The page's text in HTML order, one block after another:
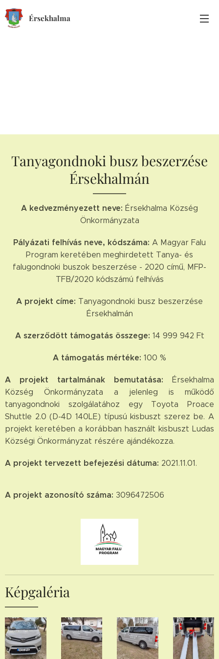
Érsekhalma
Tanyagondnoki busz beszerzése
Érsekhalmán
A kedvezményezett neve: Érsekhalma Község
Önkormányzata
Pályázati felhívás neve, kódszáma: A Magyar Falu
Program keretében meghirdetett Tanya- és
falugondnoki buszok beszerzése - 2020 című, MFP-
TFB/2020 kódszámú felhívás
A projekt címe: Tanyagondnoki busz beszerzése
Érsekhalmán
A szerződött támogatás összege: 14 999 942 Ft
A támogatás mértéke: 100 %
A projekt tartalmának bemutatása: Érsekhalma
Község Önkormányzata a jelenleg is működő
tanyagondnoki szolgálatához egy Toyota Proace
Shuttle 2.0 (D-4D 140LE) típusú kisbuszt szerez be. A
projekt keretében a korábban használt kisbuszt Ludas
Községi Önkormányzat részére ajándékozza.
A projekt tervezett befejezési dátuma: 2021.11.01.
A projekt azonosító száma: 3096472506
Képgaléria